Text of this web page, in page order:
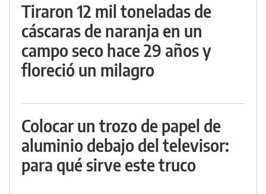
Tiraron 12 mil toneladas de
cáscaras de naranja en un
campo seco hace 29 años y
floreció un milagro
Colocar un trozo de papel de
aluminio debajo del televisor:
para qué sirve este truco